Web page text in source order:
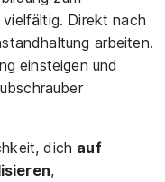
Direkt nach
arbeiten.
einsteigen und
dich auf
,